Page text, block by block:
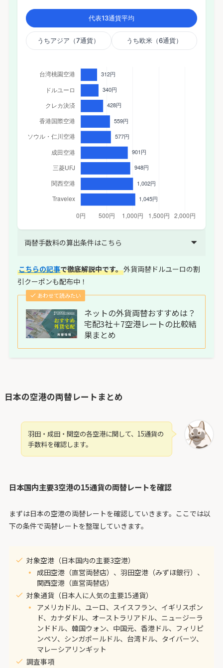
代表13通貨平均
うちアジア（7通貨） うち欧米（6通貨）
両替手数料の算出条件はこちら
こちらの記事で徹底解説中です。外貨両替ドルユーロの割
引クーポンも配布中！
あわせて読みたい
ネットの外貨両替おすすめは？
宅配3社＋7空港レートの比較結
果まとめ
日本の空港の両替レートまとめ
羽田・成田・関空の各空港に関して、15通貨の
手数料を確認します。
日本国内主要3空港の15通貨の両替レートを確認
まずは日本の空港の両替レートを確認していきます。ここでは以
下の条件で両替レートを整理していきます。
対象空港（日本国内の主要3空港）
成田空港（直営両替店）、羽田空港（みずほ銀行）、
関西空港（直営両替店）
対象通貨（日本人に人気の主要15通貨）
アメリカドル、ユーロ、スイスフラン、イギリスポン
ド、カナダドル、オーストラリアドル、ニュージーラ
ンドドル、韓国ウォン、中国元、香港ドル、フィリピ
ンペソ、シンガポールドル、台湾ドル、タイバーツ、
マレーシアリンギット
調査事項